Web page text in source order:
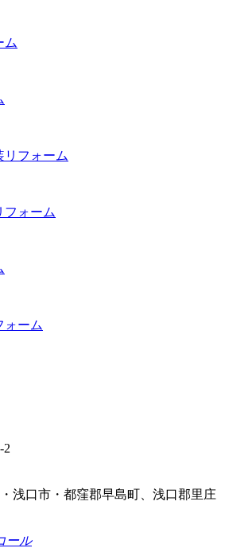
ム
リフォーム
フォーム
ォーム
2
浅口市・都窪郡早島町、浅口郡里庄
ール